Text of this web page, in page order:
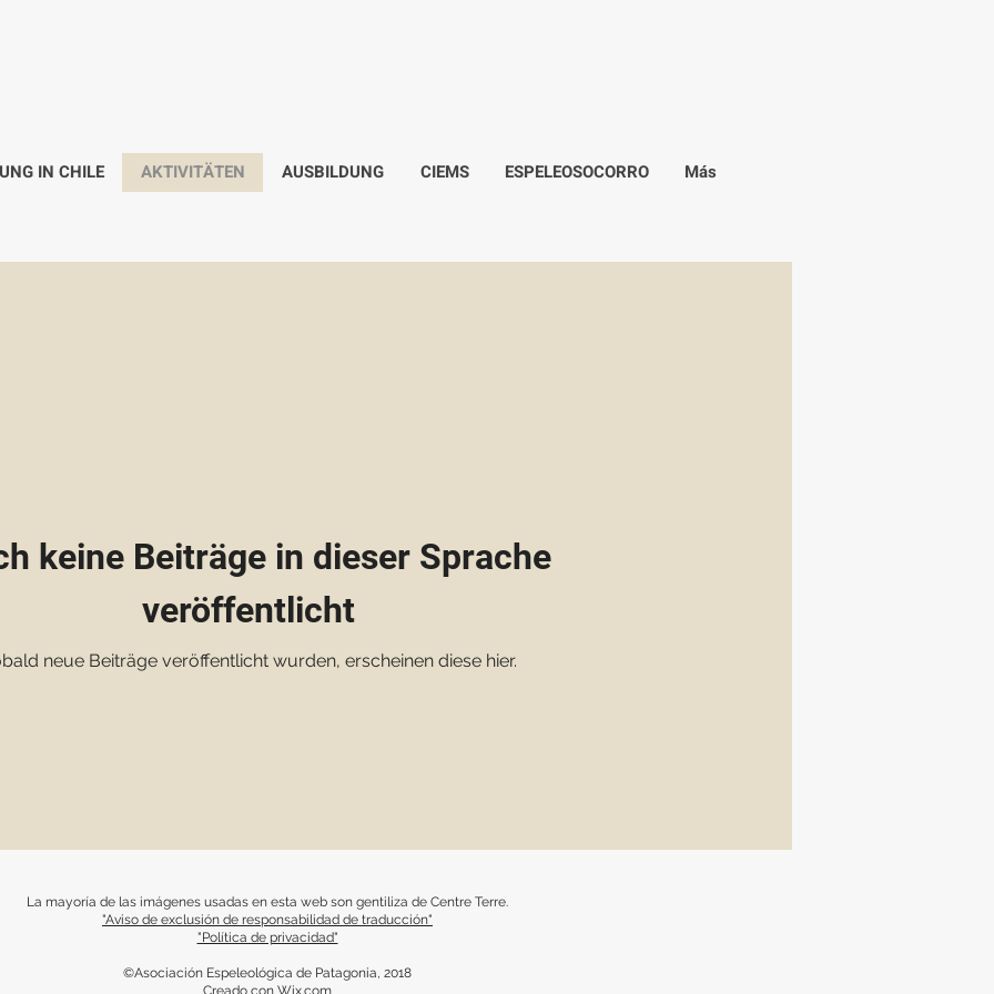
IN CHILE AKTIVITÄTEN AUSBILDUNG CIEMS ESPELEOSOCORRO Más
keine Beiträge in dieser Sprache
veröffentlicht
neue Beiträge veröffentlicht wurden, erscheinen diese hier.
La mayoría de las imágenes usadas en esta web son gentiliza de Centre Terre.
"Aviso de exclusión de responsabilidad de traducción"
"Política de privacidad"
©Asociación Espeleológica de Patagonia, 2018
Creado con Wix.com